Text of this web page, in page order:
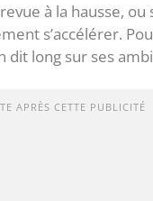
à la hausse,
s’accélérer.
long sur ses
APRÈS CETTE PUBLICITÉ